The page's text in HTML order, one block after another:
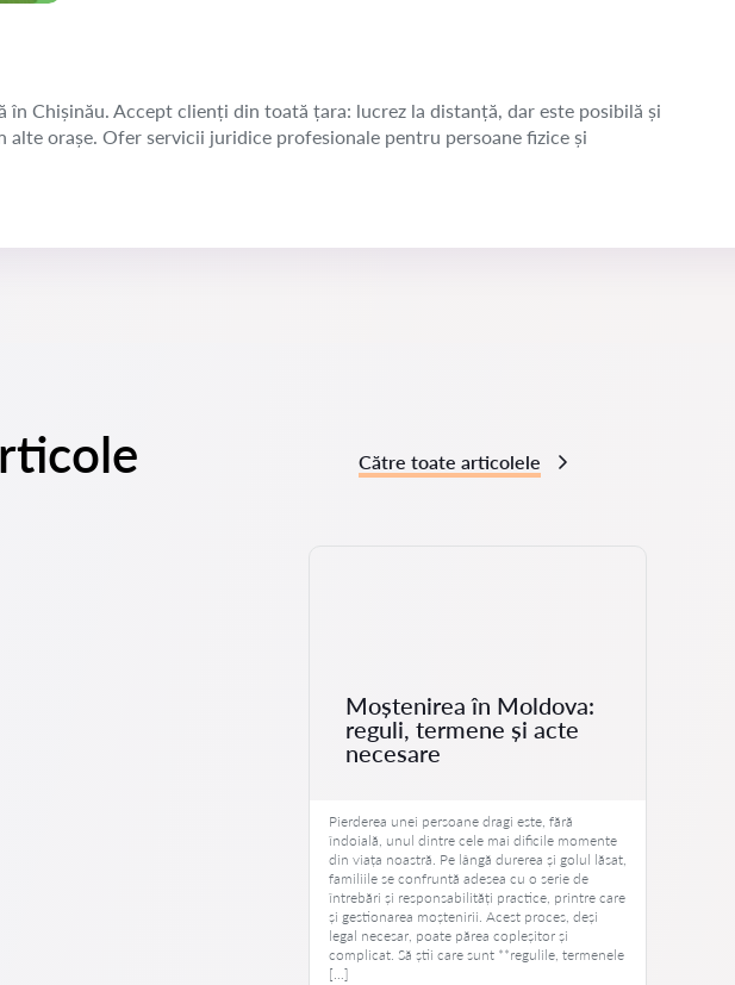
în Chișinău. Accept clienți din toată țara: lucrez la distanță, dar este posibilă și
alte orașe. Ofer servicii juridice profesionale pentru persoane fizice și
Către toate articolele
Moștenirea în Moldova:
reguli, termene și acte
necesare
Pierderea unei persoane dragi este, fără
îndoială, unul dintre cele mai dificile momente
din viața noastră. Pe lângă durerea și golul lăsat,
familiile se confruntă adesea cu o serie de
întrebări și responsabilități practice, printre care
și gestionarea moștenirii. Acest proces, deși
legal necesar, poate părea copleșitor și
complicat. Să știi care sunt **regulile, termenele
[…]